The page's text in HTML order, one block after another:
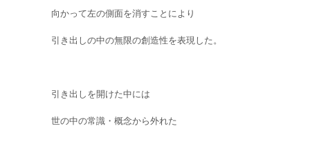
向かって左の側面を消すことにより
引き出しの中の無限の創造性を表現した。
引き出しを開けた中には
世の中の常識・概念から外れた